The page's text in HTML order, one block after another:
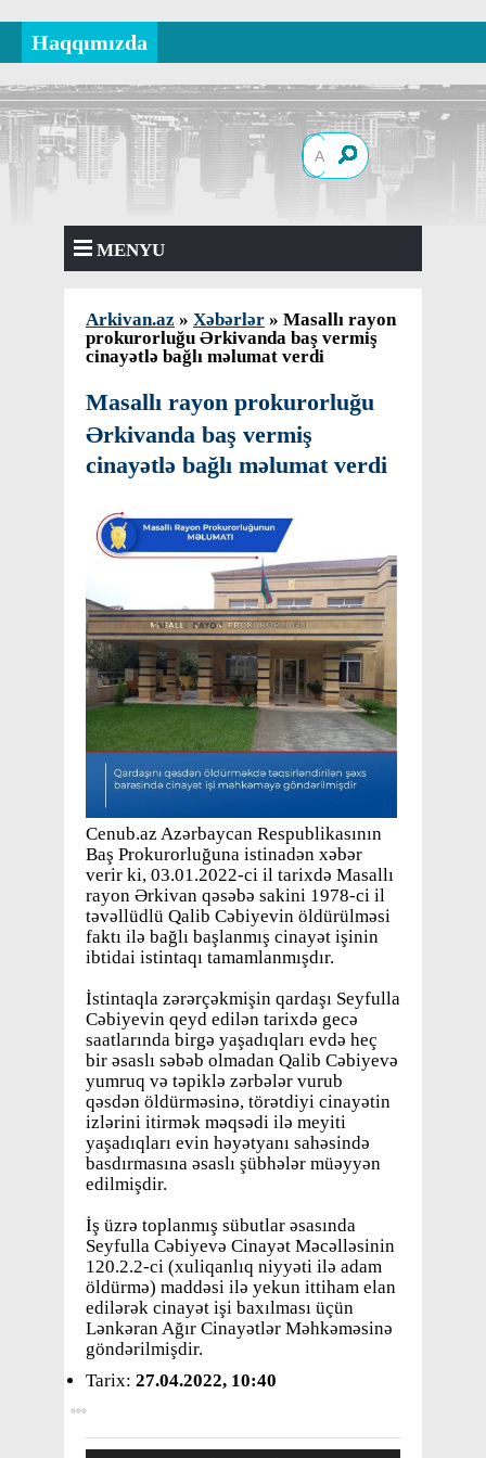
Haqqımızda
MENYU
Arkivan.az » Xəbərlər » Masallı rayon
prokurorluğu Ərkivanda baş vermiş
cinayətlə bağlı məlumat verdi
Masallı rayon prokurorluğu
Ərkivanda baş vermiş
cinayətlə bağlı məlumat verdi
Cenub.az Azərbaycan Respublikasının
Baş Prokurorluğuna istinadən xəbər
verir ki, 03.01.2022-ci il tarixdə Masallı
rayon Ərkivan qəsəbə sakini 1978-ci il
təvəllüdlü Qalib Cəbiyevin öldürülməsi
faktı ilə bağlı başlanmış cinayət işinin
ibtidai istintaqı tamamlanmışdır.
İstintaqla zərərçəkmişin qardaşı Seyfulla
Cəbiyevin qeyd edilən tarixdə gecə
saatlarında birgə yaşadıqları evdə heç
bir əsaslı səbəb olmadan Qalib Cəbiyevə
yumruq və təpiklə zərbələr vurub
qəsdən öldürməsinə, törətdiyi cinayətin
izlərini itirmək məqsədi ilə meyiti
yaşadıqları evin həyətyanı sahəsində
basdırmasına əsaslı şübhələr müəyyən
edilmişdir.
İş üzrə toplanmış sübutlar əsasında
Seyfulla Cəbiyevə Cinayət Məcəlləsinin
120.2.2-ci (xuliqanlıq niyyəti ilə adam
öldürmə) maddəsi ilə yekun ittiham elan
edilərək cinayət işi baxılması üçün
Lənkəran Ağır Cinayətlər Məhkəməsinə
göndərilmişdir.
Tarix: 27.04.2022, 10:40